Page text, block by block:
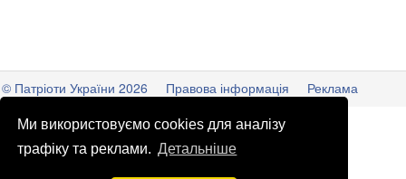
Ми використовуємо cookies для аналізу
трафіку та реклами. Детальніше
© Патріоти України 2026 Правова інформація
Реклама
info@patrioty.org.ua